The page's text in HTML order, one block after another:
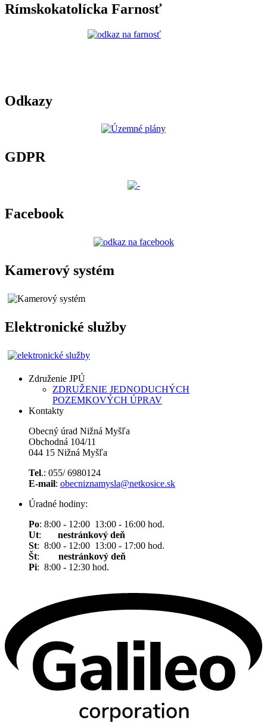
Rímskokatolícka Farnosť
Odkazy
GDPR
Facebook
Kamerový systém
Elektronické služby
Združenie JPÚ
ZDRUŽENIE JEDNODUCHÝCH
POZEMKOVÝCH ÚPRAV
Kontakty
Obecný úrad Nižná Myšľa
Obchodná 104/11
044 15 Nižná Myšľa
Tel.: 055/ 6980124
E-mail: obecniznamysla@netkosice.sk
Úradné hodiny:
Po: 8:00 - 12:00 13:00 - 16:00 hod.
Ut:
nestránkový deň
St: 8:00 - 12:00 13:00 - 17:00 hod.
Št: nestránkový deň
Pi: 8:00 - 12:30 hod.